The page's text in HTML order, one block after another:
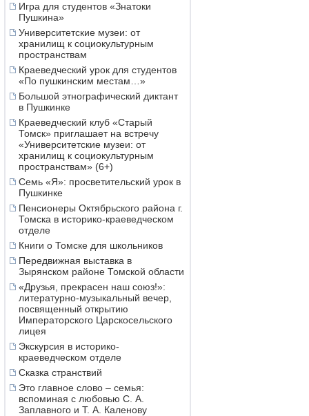
Игра для студентов «Знатоки
Пушкина»
Университетские музеи: от
хранилищ к социокультурным
пространствам
Краеведческий урок для студентов
«По пушкинским местам…»
Большой этнографический диктант
в Пушкинке
Краеведческий клуб «Старый
Томск» приглашает на встречу
«Университетские музеи: от
хранилищ к социокультурным
пространствам» (6+)
Семь «Я»: просветительский урок в
Пушкинке
Пенсионеры Октябрьского района г.
Томска в историко-краеведческом
отделе
Книги о Томске для школьников
Передвижная выставка в
Зырянском районе Томской области
«Друзья, прекрасен наш союз!»:
литературно-музыкальный вечер,
посвященный открытию
Императорского Царскосельского
лицея
Экскурсия в историко-
краеведческом отделе
Сказка странствий
Это главное слово – семья:
вспоминая с любовью С. А.
Заплавного и Т. А. Каленову